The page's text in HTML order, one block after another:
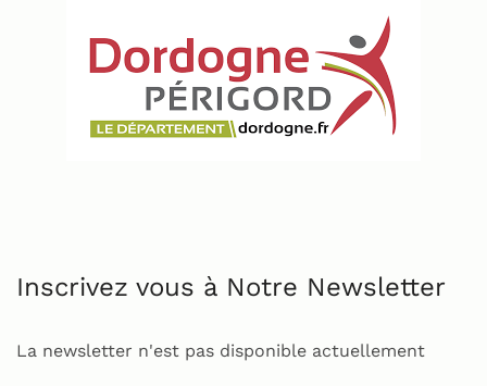
Inscrivez vous à Notre Newsletter
La newsletter n'est pas disponible actuellement